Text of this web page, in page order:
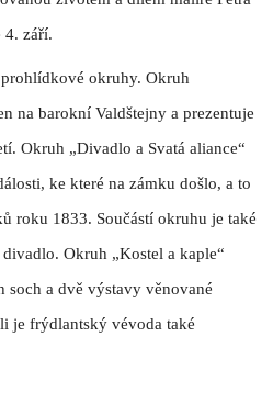
4. září.
okruhy. Okruh
na barokní Valdštejny a prezentuje
Okruh „Divadlo a Svatá aliance“
ke které na zámku došlo, a to
roku 1833. Součástí okruhu je také
Okruh „Kostel a kaple“
soch a dvě výstavy věnované
je frýdlantský vévoda také